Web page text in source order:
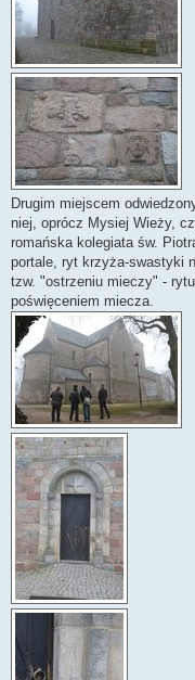
Drugim miejscem
niej, oprócz Mysiej Wieży,
romańska kolegiata św.
portale, ryt krzyża-swastyki
tzw. "ostrzeniu mieczy" -
poświęceniem miecza.